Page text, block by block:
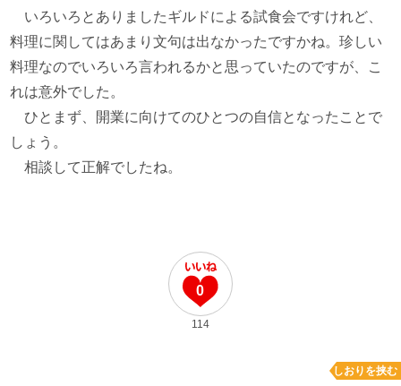
いろいろとありましたギルドによる試食会ですけれど、
料理に関してはあまり文句は出なかったですかね。珍しい
料理なのでいろいろ言われるかと思っていたのですが、こ
れは意外でした。
ひとまず、開業に向けてのひとつの自信となったことで
しょう。
相談して正解でしたね。
0
114
しおりを挟む